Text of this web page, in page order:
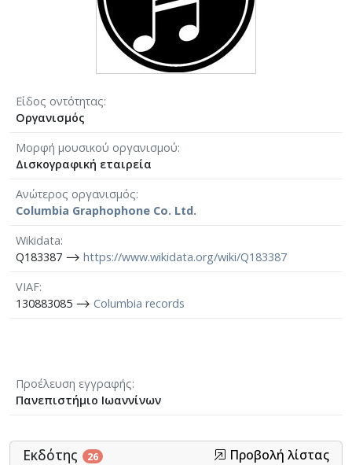
Είδος οντότητας
Οργανισμός
Μορφή μουσικού οργανισμού
Δισκογραφική εταιρεία
Ανώτερος οργανισμός
Columbia Graphophone Co. Ltd.
Wikidata
Q183387 ⟶ https://www.wikidata.org/wiki/Q183387
VIAF
130883085 ⟶ Columbia records
Προέλευση εγγραφής
Πανεπιστήμιο Ιωαννίνων
Εκδότης 26 Προβολή λίστας